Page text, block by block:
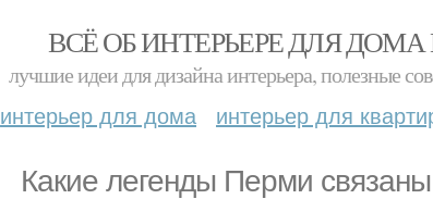
ВСЁ ОБ ИНТЕРЬЕРЕ ДЛЯ
лучшие идеи для дизайна интерьера, полезные
интерьер для дома интерьер для
Какие легенды Перми